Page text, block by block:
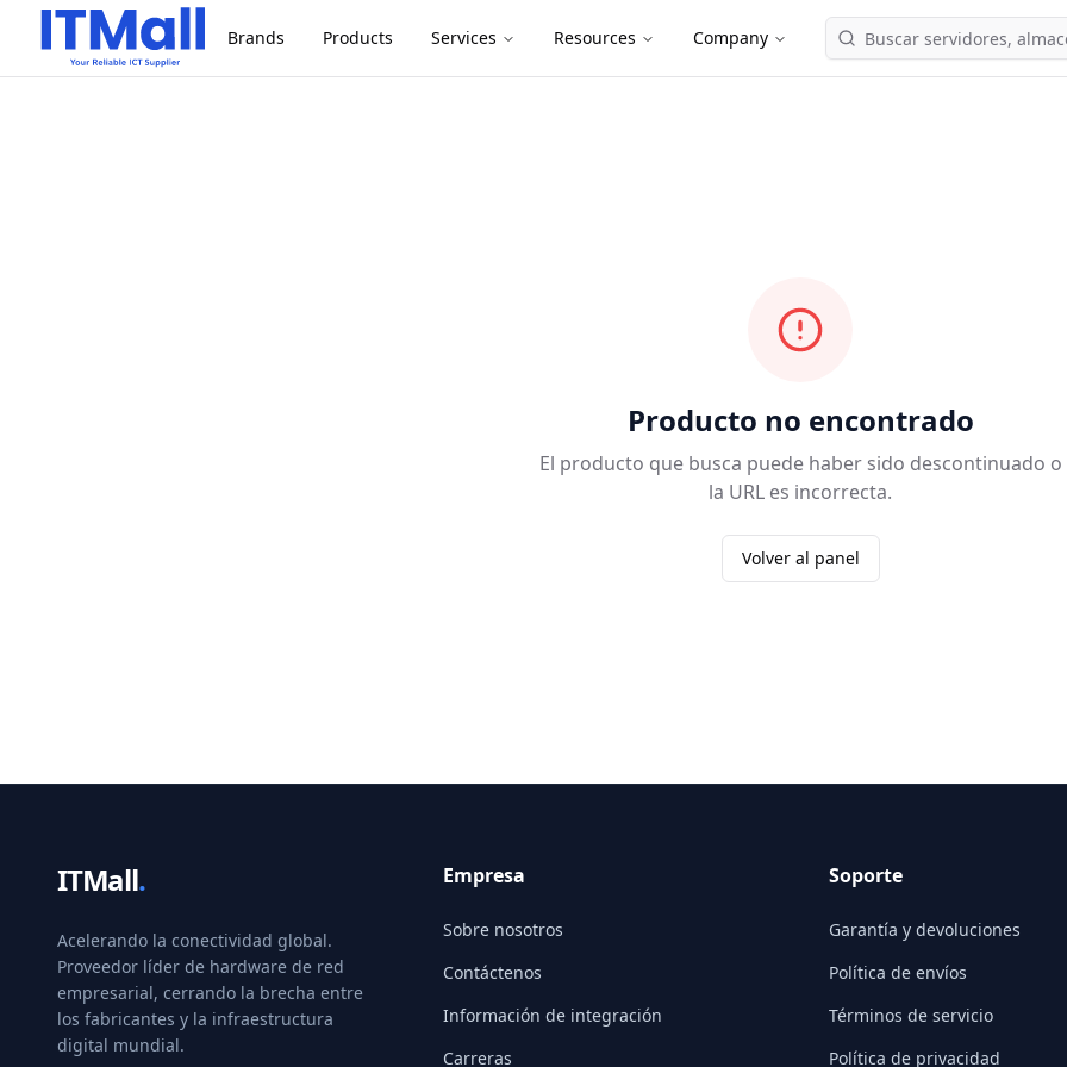
Brands Products Services Resources Company
Producto no encontrado
El producto que busca puede haber sido descontinuado o
la URL es incorrecta.
Volver al panel
ITMall.
Acelerando la conectividad global.
Proveedor líder de hardware de red
empresarial, cerrando la brecha entre
los fabricantes y la infraestructura
digital mundial.
Empresa
Sobre nosotros
Contáctenos
Información de integración
Carreras
Soporte
Garantía y devoluciones
Política de envíos
Términos de servicio
Política de privacidad